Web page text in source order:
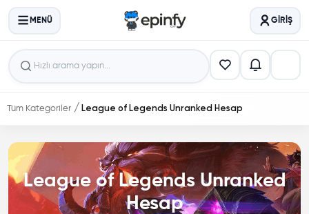
MENÜ GIRIŞ
Tüm Kategoriler League of Legends Unranked Hesap
League of Legends Unranked
Hesap